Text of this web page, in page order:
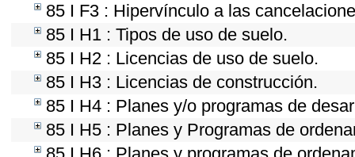
85 I F3 : Hipervínculo a las
85 I H1 : Tipos de uso de suelo.
85 I H2 : Licencias de uso de suelo.
85 I H3 : Licencias de construcción.
85 I H4 : Planes y/o programas de
85 I H5 : Planes y Programas de